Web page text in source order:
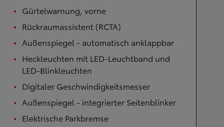
Gürtelwarnung, vorne
Rückraumassistent (RCTA)
Außenspiegel - automatisch anklappbar
Heckleuchten mit LED-Leuchtband und
LED-Blinkleuchten
Digitaler Geschwindigkeitsmesser
Außenspiegel - integrierter Seitenblinker
Elektrische Parkbremse